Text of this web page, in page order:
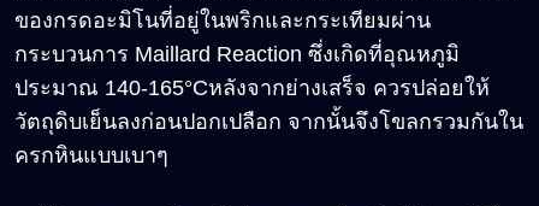
ของกรดอะมิโนที่อยู่ในพริกและกระเทียมผ่าน
กระบวนการ Maillard Reaction ซึ่งเกิดที่อุณหภูมิ
ประมาณ 140-165°Cหลังจากย่างเสร็จ ควรปล่อยให้
วัตถุดิบเย็นลงก่อนปอกเปลือก จากนั้นจึงโขลกรวมกันใน
ครกหินแบบเบาๆ